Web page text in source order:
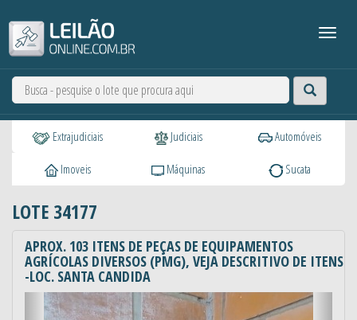
Extrajudiciais Judiciais Automóveis
Imoveis Máquinas Sucata
LOTE 34177
APROX. 103 ITENS DE PEÇAS DE EQUIPAMENTOS
AGRÍCOLAS DIVERSOS (PMG), VEJA DESCRITIVO DE ITENS
-LOC. SANTA CANDIDA
Anterior